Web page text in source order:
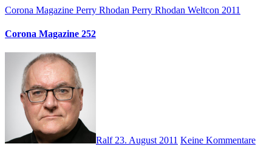
Corona Magazine Perry Rhodan Perry Rhodan Weltcon 2011
Corona Magazine 252
Ralf23. August 2011 Keine Kommentare